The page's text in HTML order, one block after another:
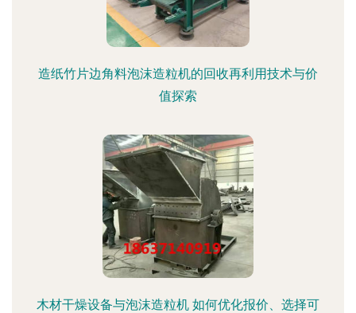
造纸竹片边角料泡沫造粒机的回收再利用技术与价
值探索
木材干燥设备与泡沫造粒机 如何优化报价、选择可